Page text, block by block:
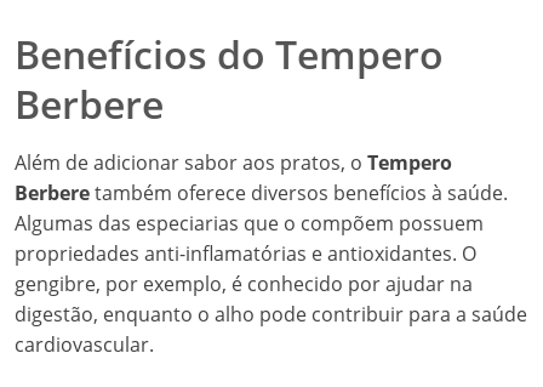
Benefícios do Tempero
Berbere
Além de adicionar sabor aos pratos, o Tempero
Berberetambém oferece diversos benefícios à saúde.
Algumas das especiarias que o compõem possuem
propriedades anti-inflamatórias e antioxidantes. O
gengibre, por exemplo, é conhecido por ajudar na
digestão, enquanto o alho pode contribuir para a saúde
cardiovascular.